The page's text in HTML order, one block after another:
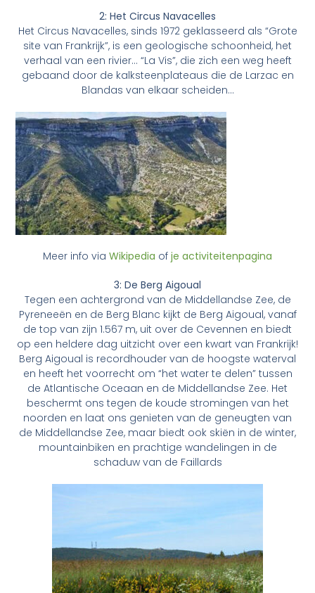
2: Het Circus Navacelles
Het Circus Navacelles, sinds 1972 geklasseerd als “Grote
site van Frankrijk”, is een geologische schoonheid, het
verhaal van een rivier… “La Vis”, die zich een weg heeft
gebaand door de kalksteenplateaus die de Larzac en
Blandas van elkaar scheiden…
Meer info via Wikipedia of je activiteitenpagina
3: De Berg Aigoual
Tegen een achtergrond van de Middellandse Zee, de
Pyreneeën en de Berg Blanc kijkt de Berg Aigoual, vanaf
de top van zijn 1.567 m, uit over de Cevennen en biedt
op een heldere dag uitzicht over een kwart van Frankrijk!
Berg Aigoual is recordhouder van de hoogste waterval
en heeft het voorrecht om “het water te delen” tussen
de Atlantische Oceaan en de Middellandse Zee. Het
beschermt ons tegen de koude stromingen van het
noorden en laat ons genieten van de geneugten van
de Middellandse Zee, maar biedt ook skiën in de winter,
mountainbiken en prachtige wandelingen in de
schaduw van de Faillards